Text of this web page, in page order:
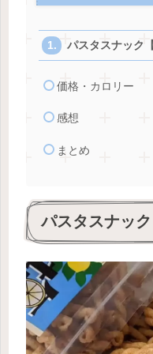
パスタスナック
価格・カロリー
感想
まとめ
パスタスナック